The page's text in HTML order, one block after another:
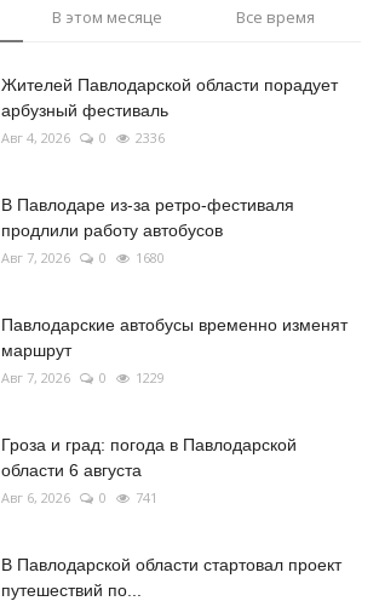
В этом месяце Все время
Жителей Павлодарской области порадует
арбузный фестиваль
Авг 4, 2026 0 2336
В Павлодаре из-за ретро-фестиваля
продлили работу автобусов
Авг 7, 2026 0 1680
Павлодарские автобусы временно изменят
маршрут
Авг 7, 2026 0 1229
Гроза и град: погода в Павлодарской
области 6 августа
Авг 6, 2026 0 741
В Павлодарской области стартовал проект
путешествий по...